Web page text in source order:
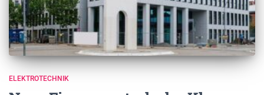
ELEKTROTECHNIK